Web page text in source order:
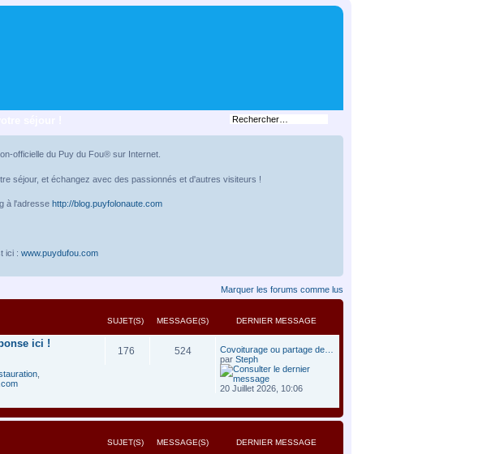
officielle du Puy du Fou® sur Internet.
séjour, et échangez avec des passionnés et d'autres visiteurs !
à l'adresse http://blog.puyfolonaute.com
ici : www.puydufou.com
Marquer les forums comme lus
SUJET(S) MESSAGE(S) DERNIER MESSAGE
ici !
176 524
Covoiturage ou partage de…
par Steph
20 Juillet 2026, 10:06
SUJET(S) MESSAGE(S) DERNIER MESSAGE